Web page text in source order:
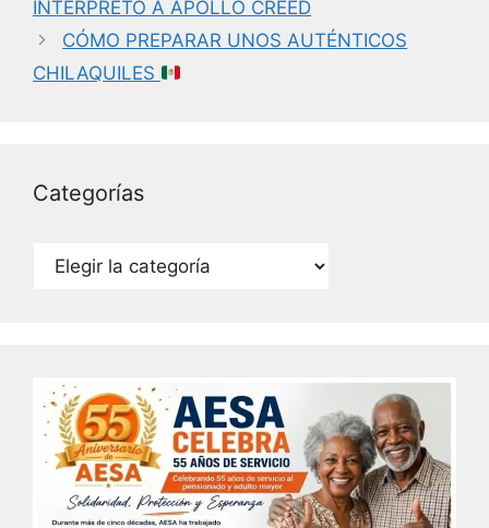
o
o
n
INTERPRETÓ A APOLLO CREED
CÓMO PREPARAR UNOS AUTÉNTICOS
CHILAQUILES
Categorías
Categorías